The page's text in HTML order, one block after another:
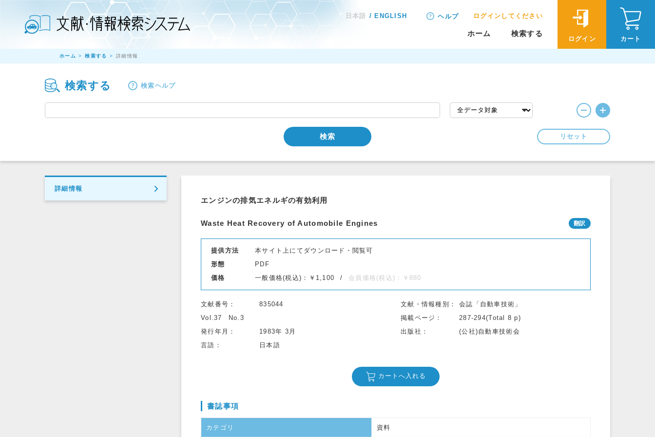
日本語 ENGLISH ヘルプ ログインしてください
ホーム 検索する
ログイン カート
ホーム 検索する 詳細情報
検索する 検索ヘルプ
検索 リセット
詳細情報
エンジンの排気エネルギの有効利用
Waste Heat Recovery of Automobile Engines
提供方法
本サイト上にてダウンロード・閲覧可
形態
PDF
価格
一般価格(税込)：￥1,100 会員価格(税込)：￥880
文献番号 835044 文献・情報種別
会誌「自動車技術」
Vol.37
No.3 掲載ページ
287-294(Total 8 p)
発行年月
1983年 3月 出版社
(公社)自動車技術会
言語
日本語
カートへ入れる
書誌事項
カテゴリ 資料